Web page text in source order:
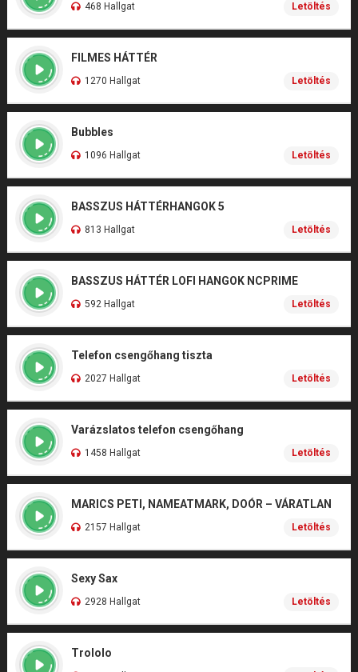
468 Hallgat Letöltés
FILMES HÁTTÉR
1270 Hallgat Letöltés
Bubbles
1096 Hallgat Letöltés
BASSZUS HÁTTÉRHANGOK 5
813 Hallgat Letöltés
BASSZUS HÁTTÉR LOFI HANGOK NCPRIME
592 Hallgat Letöltés
Telefon csengőhang tiszta
2027 Hallgat Letöltés
Varázslatos telefon csengőhang
1458 Hallgat Letöltés
MARICS PETI, NAMEATMARK, DOÓR – VÁRATLAN
2157 Hallgat Letöltés
Sexy Sax
2928 Hallgat Letöltés
Trololo